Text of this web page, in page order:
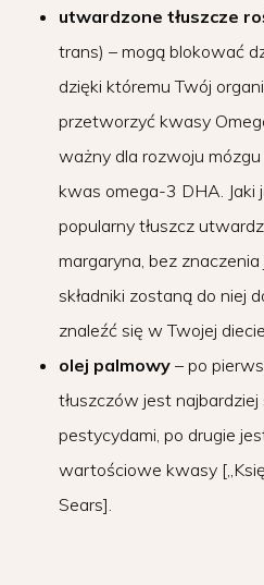
utwardzone tłuszcze
trans) – mogą blokować
dzięki któremu Twój
przetworzyć kwasy
ważny dla rozwoju
kwas omega-3 DHA. Jaki
popularny tłuszcz
margaryna, bez
składniki zostaną do niej
znaleźć się w Twojej
olej palmowy – po
tłuszczów jest najbardziej
pestycydami, po drugie
wartościowe kwasy
Sears].